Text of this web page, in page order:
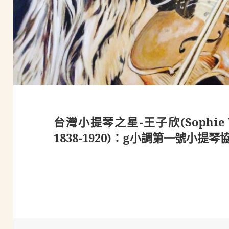
台灣小提琴之星-王子欣
1838-1920)：g小調第一號小提琴